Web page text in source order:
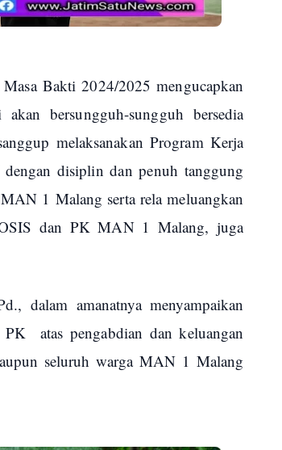
Bakti 2024/2025 mengucapkan
bersungguh-sungguh bersedia
melaksanakan Program Kerja
disiplin dan penuh tanggung
1 Malang serta rela meluangkan
dan PK MAN 1 Malang, juga
dalam amanatnya menyampaikan
atas pengabdian dan keluangan
seluruh warga MAN 1 Malang